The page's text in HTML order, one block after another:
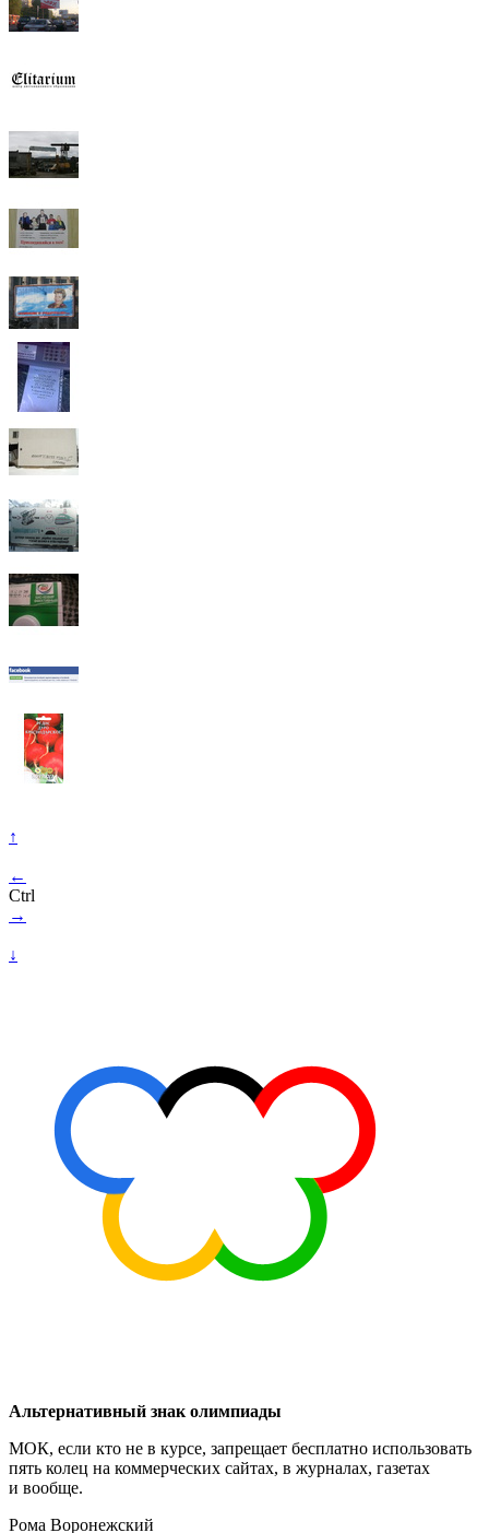
↑
←
Ctrl
→
↓
Альтернативный знак олимпиады
МОК, если кто не в курсе, запрещает бесплатно использовать
пять колец на коммерческих сайтах, в журналах, газетах
и вообще.
Рома Воронежский